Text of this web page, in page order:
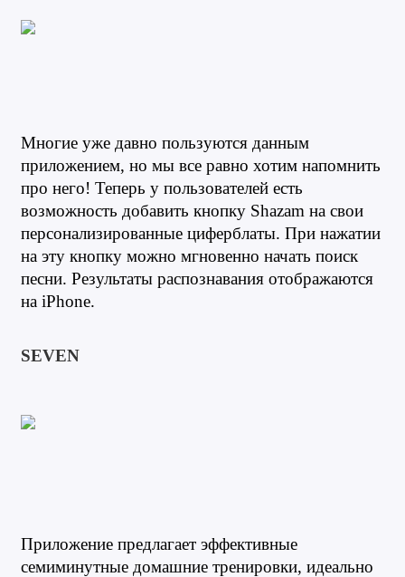
Многие уже давно пользуются данным
приложением, но мы все равно хотим напомнить
про него! Теперь у пользователей есть
возможность добавить кнопку Shazam на свои
персонализированные циферблаты. При нажатии
на эту кнопку можно мгновенно начать поиск
песни. Результаты распознавания отображаются
на iPhone.
SEVEN
Приложение предлагает эффективные
семиминутные домашние тренировки, идеально